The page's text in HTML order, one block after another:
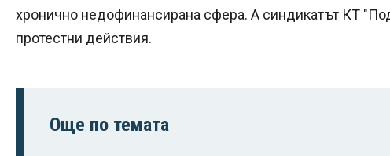
хронично недофинансирана сфера. А синдикатът КТ
протестни действия.
Още по темата